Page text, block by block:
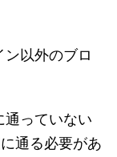
以外のブロ
通っていない
通る必要があ